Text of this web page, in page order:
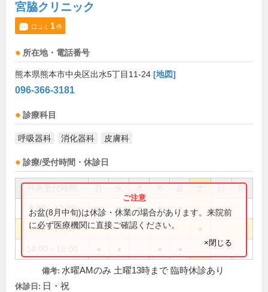
宮脇クリニック
口コミ 1件
所在地・電話番号
熊本県熊本市中央区出水5丁目11-24 [地図]
096-366-3181
診療科目
呼吸器科 消化器科 皮膚科
診療/受付時間・休診日
祝
9:00～12:30 ● ● ● ● ●
9:00～13:00
お盆(8月中旬)は休診・休業の場合があります。来院前
に必ず医療機関に直接ご確認ください。
×閉じる
備考: 水曜AMのみ 土曜13時まで 臨時休診あり
休診日: 日・祝